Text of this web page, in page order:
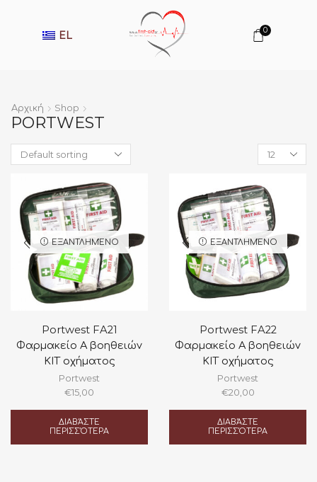
EL 0
Αρχική Shop
PORTWEST
Products
per
ΕΞΑΝΤΛΗΜΈΝΟ
Portwest FA21
Φαρμακείο Α βοηθειών
ΚΙΤ οχήματος
Portwest
€15,00
ΔΙΑΒΆΣΤΕ
ΠΕΡΙΣΣΌΤΕΡΑ
ΕΞΑΝΤΛΗΜΈΝΟ
Portwest FA22
Φαρμακείο Α βοηθειών
ΚΙΤ οχήματος
Portwest
€20,00
ΔΙΑΒΆΣΤΕ
ΠΕΡΙΣΣΌΤΕΡΑ